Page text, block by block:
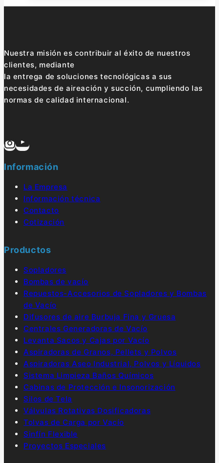
Nuestra misión es contribuir al éxito de nuestros
clientes, mediante
la entrega de soluciones tecnológicas a sus
necesidades de aireación y succión, cumpliendo las
normas de calidad internacional.
Información
La Empresa
Información técnica
Contacto
Cotización
Productos
Sopladores
Bombas de vacío
Repuestos-Accesorios de Sopladores y Bombas
de Vacío
Difusores de aire Burbuja Fina y Gruesa
Centrales Generadoras de Vacío
Levanta Sacos y Cajas por Vacío
Aspiradoras de Granos, Pellets y Polvos
Aspiradoras Aseo Industrial, Polvos y Líquidos
Sistema Limpieza Baños Químicos
Cabinas de Protección e Insonorización
Silos de Tela
Válvulas Rotativas Dosificadoras
Tolvas de Carga por Vacío
Sinfín Flexible
Proyectos Especiales